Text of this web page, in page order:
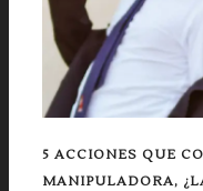
5 ACCIONES QUE
MANIPULADORA,